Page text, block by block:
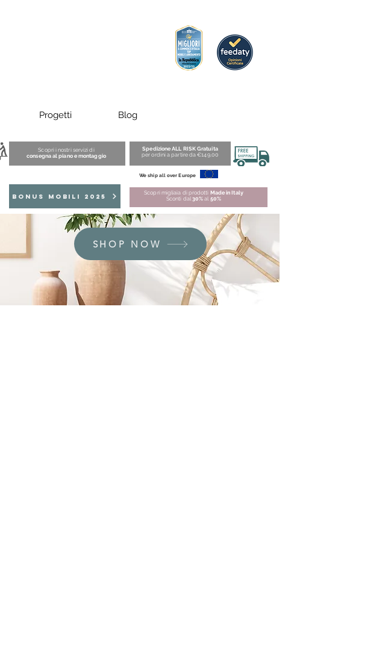
Progetti Blog
Scopri i nostri servizi di
consegna al piano e montaggio
Spedizione ALL RISK Gratuita
per ordini a partire da €149,00
We ship all over Europe
BONUS MOBILI 2025 Scopri migliaia di prodotti Made in Italy
Sconti dal30% al 50%
SHOP NOW